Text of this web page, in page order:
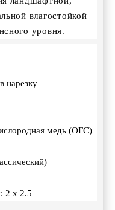
влагостойкой
уровня.
нарезку
медь (OFC)
2 x 2.5